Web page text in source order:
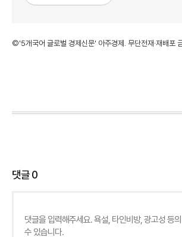
©'5개국어 글로벌 경제신문' 아주경제. 무단전재·재배포
댓글0